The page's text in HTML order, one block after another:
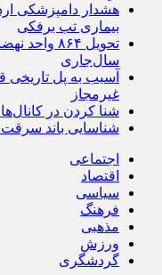
هشدار دامپزشکی
بیماری تب برفکی
تحویل
سال‌جاری
آسیب به پل تاریخی
غیرمجاز
شنا کردن در
شناسایی باند سرقت
اجتماعی
اقتصاد
سیاسی
فرهنگ
مذهبی
ورزش
گردشگری